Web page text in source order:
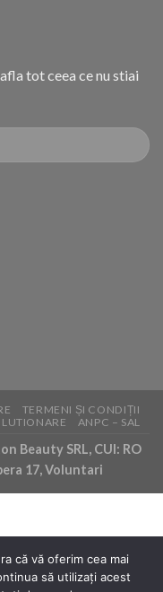
tot ceea ce nu stiai
TERMENI ȘI CONDIȚII
ANPC – SAL
Beauty SRL, CUI: RO
17, Voluntari
că vă oferim cea mai
să utilizați acest